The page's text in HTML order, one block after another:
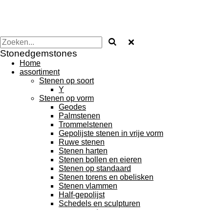
Stonedgemstones
Home
assortiment
Stenen op soort
Y
Stenen op vorm
Geodes
Palmstenen
Trommelstenen
Gepolijste stenen in vrije vorm
Ruwe stenen
Stenen harten
Stenen bollen en eieren
Stenen op standaard
Stenen torens en obelisken
Stenen vlammen
Half-gepolijst
Schedels en sculpturen